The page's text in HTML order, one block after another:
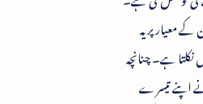
کے معیار پر یہ
نکلتا ہے۔ چنانچہ
اپنے تیسرے